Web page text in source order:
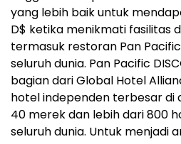
yang lebih baik untuk
D$ ketika menikmati fasilitas
termasuk restoran Pan
seluruh dunia. Pan Pacific
bagian dari Global Hotel
hotel independen terbesar di
40 merek dan lebih dari 800
seluruh dunia. Untuk menjadi